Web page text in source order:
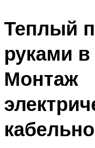
Теплый
руками
Монтаж